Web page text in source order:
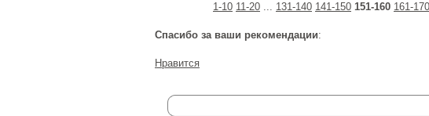
1-10 11-20 ... 131-140 141-150 151-160 161-170
Спасибо за ваши рекомендации:
Нравится